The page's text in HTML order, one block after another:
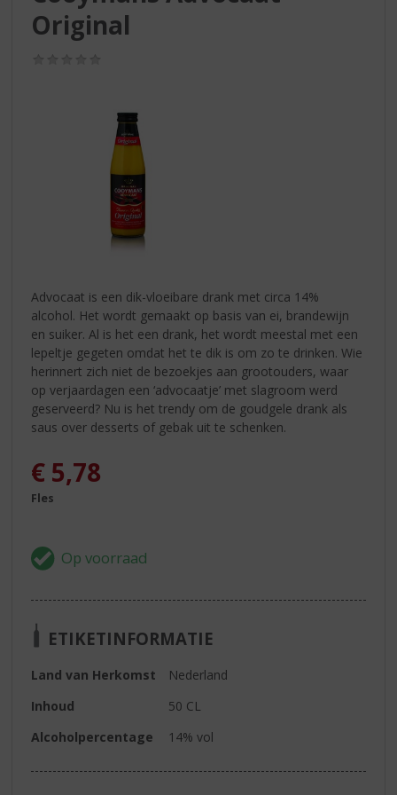
Original
Advocaat is een dik-vloeibare drank met circa 14%
alcohol. Het wordt gemaakt op basis van ei, brandewijn
en suiker. Al is het een drank, het wordt meestal met een
lepeltje gegeten omdat het te dik is om zo te drinken. Wie
herinnert zich niet de bezoekjes aan grootouders, waar
op verjaardagen een ‘advocaatje’ met slagroom werd
geserveerd? Nu is het trendy om de goudgele drank als
saus over desserts of gebak uit te schenken.
€ 5,78
Fles
ETIKETINFORMATIE
Land van Herkomst
Nederland
Inhoud
50 CL
Alcoholpercentage
14% vol